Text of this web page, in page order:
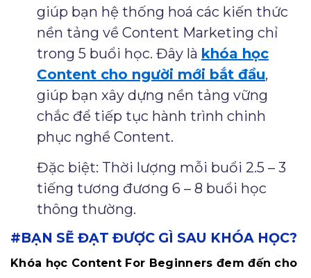
giúp bạn hệ thống hoá các kiến thức
nền tảng về Content Marketing chỉ
trong 5 buổi học. Đây là khóa học
Content cho người mới bắt đầu,
giúp bạn xây dựng nền tảng vững
chắc để tiếp tục hành trình chinh
phục nghề Content.
Đặc biệt: Thời lượng mỗi buổi 2.5 – 3
tiếng tương đương 6 – 8 buổi học
thông thường.
#BẠN SẼ ĐẠT ĐƯỢC GÌ SAU KHÓA HỌC?
Khóa học Content For Beginners đem đến cho